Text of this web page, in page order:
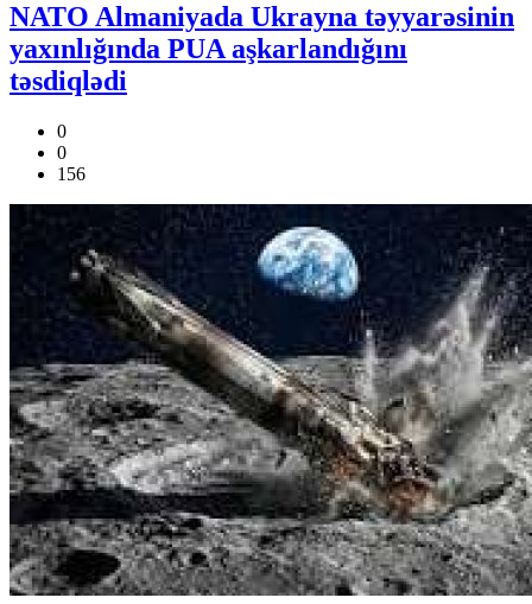
NATO Almaniyada Ukrayna təyyarəsinin
yaxınlığında PUA aşkarlandığını
təsdiqlədi
0
0
156